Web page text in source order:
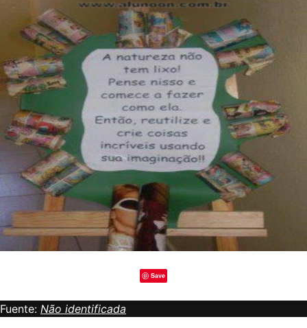
Save
Fuente: Não identificada